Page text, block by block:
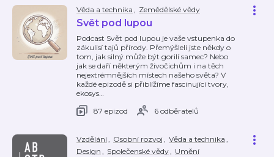
Věda a technika , Zemědělské vědy
Svět pod lupou
Podcast Svět pod lupou je vaše vstupenka do
zákulisí tajů přírody. Přemýšleli jste někdy o
tom, jak silný může být gorilí samec? Nebo
jak se daří některým živočichům i na těch
nejextrémnějších místech našeho světa? V
každé epizodě si přiblížíme fascinující tvory,
ekosys…
87 epizod
6 odběratelů
Vzdělání, Osobní rozvoj , Věda a technika ,
Design , Společenské vědy, Umění